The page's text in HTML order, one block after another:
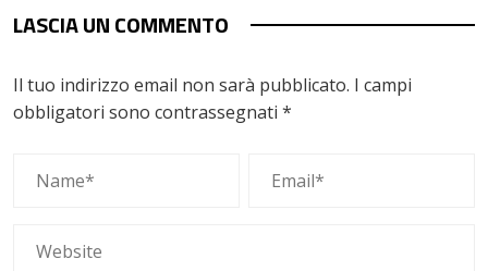
LASCIA UN COMMENTO
Il tuo indirizzo email non sarà pubblicato. I campi
obbligatori sono contrassegnati *